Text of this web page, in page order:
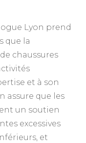
Lyon prend
que la
chaussures
et à son
assure que les
un soutien
excessives
et